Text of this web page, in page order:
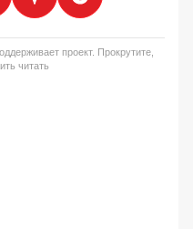
проект. Прокрутите,
читать